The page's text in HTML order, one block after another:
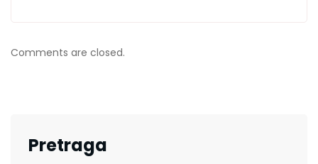
Comments are closed.
Pretraga